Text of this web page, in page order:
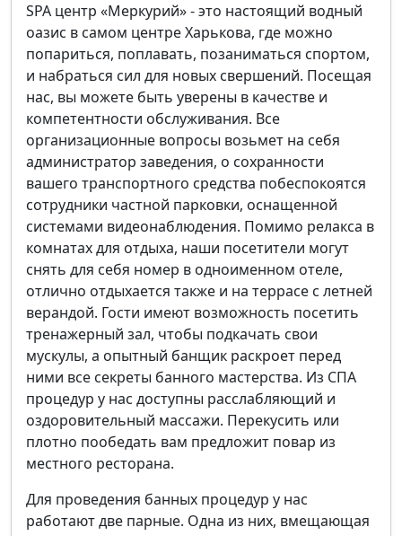
SPA центр «Меркурий» - это настоящий водный
оазис в самом центре Харькова, где можно
попариться, поплавать, позаниматься спортом,
и набраться сил для новых свершений. Посещая
нас, вы можете быть уверены в качестве и
компетентности обслуживания. Все
организационные вопросы возьмет на себя
администратор заведения, о сохранности
вашего транспортного средства побеспокоятся
сотрудники частной парковки, оснащенной
системами видеонаблюдения. Помимо релакса в
комнатах для отдыха, наши посетители могут
снять для себя номер в одноименном отеле,
отлично отдыхается также и на террасе с летней
верандой. Гости имеют возможность посетить
тренажерный зал, чтобы подкачать свои
мускулы, а опытный банщик раскроет перед
ними все секреты банного мастерства. Из СПА
процедур у нас доступны расслабляющий и
оздоровительный массажи. Перекусить или
плотно пообедать вам предложит повар из
местного ресторана.
Для проведения банных процедур у нас
работают две парные. Одна из них, вмещающая